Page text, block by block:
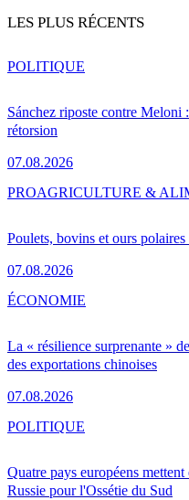
LES PLUS RÉCENTS
Sánchez riposte contre Meloni
rétorsion
07.08.2026
POLITIQUE
Poulets, bovins et ours
07.08.2026
PROAGRICULTURE &
La « résilience surprenante »
des exportations chinoises
07.08.2026
ÉCONOMIE
Quatre pays européens
Russie pour l'Ossétie du Sud
POLITIQUE